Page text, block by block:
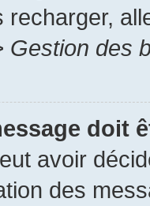
Gestion des
doit
avoir
des